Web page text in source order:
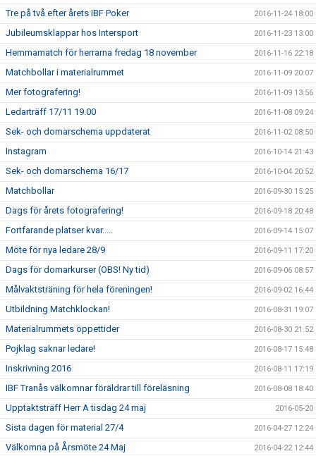
Tre på två efter årets IBF Poker 2016-11-24 18:00
Jubileumsklappar hos Intersport 2016-11-23 13:00
Hemmamatch för herrarna fredag 18 november 2016-11-16 22:18
Matchbollar i materialrummet 2016-11-09 20:07
Mer fotografering! 2016-11-09 13:56
Ledarträff 17/11 19.00 2016-11-08 09:24
Sek- och domarschema uppdaterat 2016-11-02 08:50
Instagram 2016-10-14 21:43
Sek- och domarschema 16/17 2016-10-04 20:52
Matchbollar 2016-09-30 15:25
Dags för årets fotografering! 2016-09-18 20:48
Fortfarande platser kvar..... 2016-09-14 15:07
Möte för nya ledare 28/9 2016-09-11 17:20
Dags för domarkurser (OBS! Ny tid) 2016-09-06 08:57
Målvaktsträning för hela föreningen! 2016-09-02 16:44
Utbildning Matchklockan! 2016-08-31 19:07
Materialrummets öppettider 2016-08-30 21:52
Pojklag saknar ledare! 2016-08-17 15:48
Inskrivning 2016 2016-08-11 17:19
IBF Tranås välkomnar föräldrar till föreläsning 2016-08-08 18:40
Upptaktsträff Herr A tisdag 24 maj 2016-05-20
Sista dagen för material 27/4 2016-04-27 12:24
Välkomna på Årsmöte 24 Maj 2016-04-22 12:44